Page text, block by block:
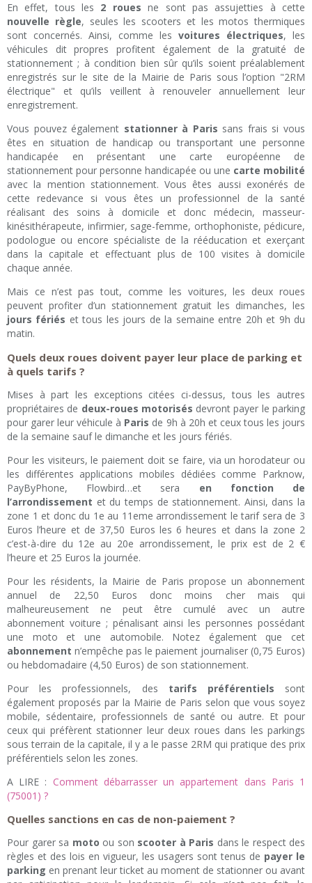
En effet, tous les 2 roues ne sont pas assujetties à cette
nouvelle règle, seules les scooters et les motos thermiques
sont concernés. Ainsi, comme les voitures électriques, les
véhicules dit propres profitent également de la gratuité de
stationnement ; à condition bien sûr qu’ils soient préalablement
enregistrés sur le site de la Mairie de Paris sous l’option "2RM
électrique" et qu’ils veillent à renouveler annuellement leur
enregistrement.
Vous pouvez également stationner à Paris sans frais si vous
êtes en situation de handicap ou transportant une personne
handicapée en présentant une carte européenne de
stationnement pour personne handicapée ou une carte mobilité
avec la mention stationnement. Vous êtes aussi exonérés de
cette redevance si vous êtes un professionnel de la santé
réalisant des soins à domicile et donc médecin, masseur-
kinésithérapeute, infirmier, sage-femme, orthophoniste, pédicure,
podologue ou encore spécialiste de la rééducation et exerçant
dans la capitale et effectuant plus de 100 visites à domicile
chaque année.
Mais ce n’est pas tout, comme les voitures, les deux roues
peuvent profiter d’un stationnement gratuit les dimanches, les
jours fériés et tous les jours de la semaine entre 20h et 9h du
matin.
Quels deux roues doivent payer leur place de parking et
à quels tarifs ?
Mises à part les exceptions citées ci-dessus, tous les autres
propriétaires de deux-roues motorisés devront payer le parking
pour garer leur véhicule à Paris de 9h à 20h et ceux tous les jours
de la semaine sauf le dimanche et les jours fériés.
Pour les visiteurs, le paiement doit se faire, via un horodateur ou
les différentes applications mobiles dédiées comme Parknow,
PayByPhone, Flowbird…et sera en fonction de
l’arrondissement et du temps de stationnement. Ainsi, dans la
zone 1 et donc du 1e au 11eme arrondissement le tarif sera de 3
Euros l’heure et de 37,50 Euros les 6 heures et dans la zone 2
c’est-à-dire du 12e au 20e arrondissement, le prix est de 2 €
l’heure et 25 Euros la journée.
Pour les résidents, la Mairie de Paris propose un abonnement
annuel de 22,50 Euros donc moins cher mais qui
malheureusement ne peut être cumulé avec un autre
abonnement voiture ; pénalisant ainsi les personnes possédant
une moto et une automobile. Notez également que cet
abonnement n’empêche pas le paiement journaliser (0,75 Euros)
ou hebdomadaire (4,50 Euros) de son stationnement.
Pour les professionnels, des tarifs préférentiels sont
également proposés par la Mairie de Paris selon que vous soyez
mobile, sédentaire, professionnels de santé ou autre. Et pour
ceux qui préfèrent stationner leur deux roues dans les parkings
sous terrain de la capitale, il y a le passe 2RM qui pratique des prix
préférentiels selon les zones.
A LIRE : Comment débarrasser un appartement dans Paris 1
(75001) ?
Quelles sanctions en cas de non-paiement ?
Pour garer sa moto ou son scooter à Paris dans le respect des
règles et des lois en vigueur, les usagers sont tenus de payer le
parking en prenant leur ticket au moment de stationner ou avant